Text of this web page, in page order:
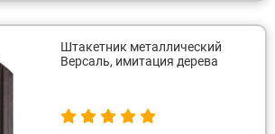
Штакетник металлический
Версаль, имитация дерева